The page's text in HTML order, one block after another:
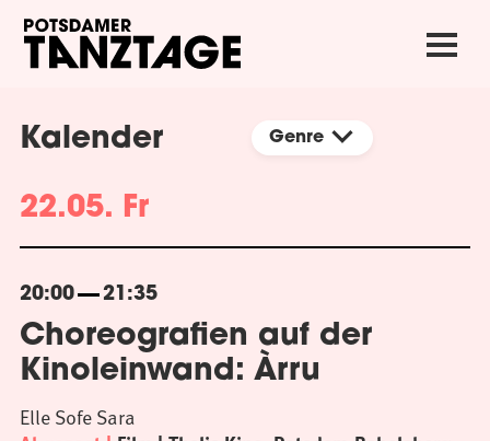
Kalender Genre
22.05. Fr
20:00 21:35
Choreografien auf der
Kinoleinwand: Àrru
Elle Sofe Sara